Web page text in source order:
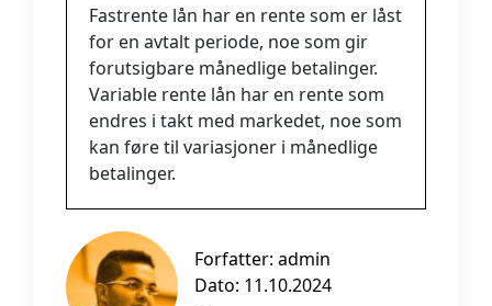
Fastrente lån har en rente som er låst
for en avtalt periode, noe som gir
forutsigbare månedlige betalinger.
Variable rente lån har en rente som
endres i takt med markedet, noe som
kan føre til variasjoner i månedlige
betalinger.
Forfatter: admin
Dato: 11.10.2024